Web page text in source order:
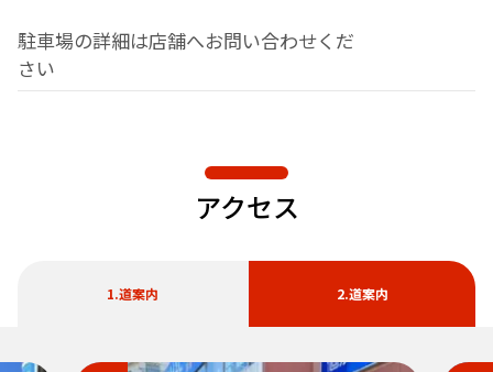
駐車場の詳細は店舗へお問い合わせくだ
さい
アクセス
1.道案内 2.道案内